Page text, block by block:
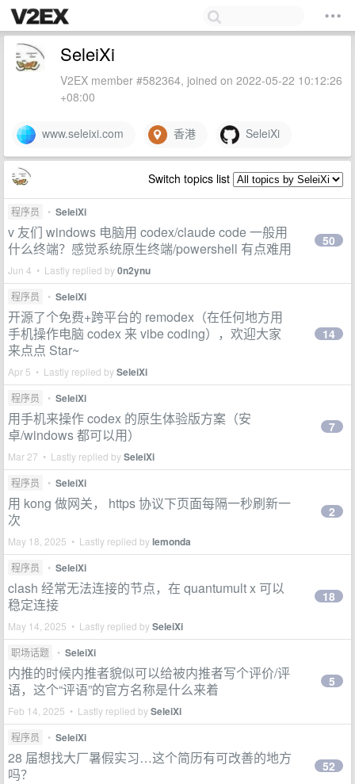
SeleiXi
V2EX member #582364, joined on 2022-05-22 10:12:26
+08:00
www.seleixi.com 香港 SeleiXi
Switch topics list
程序员 • SeleiXi
v 友们 windows 电脑用 codex/claude code 一般用
什么终端？感觉系统原生终端/powershell 有点难用
Jun 4 • Lastly replied by0n2ynu
50
程序员 • SeleiXi
开源了个免费+跨平台的 remodex（在任何地方用
手机操作电脑 codex 来 vibe coding），欢迎大家
来点点 Star~
Apr 5 • Lastly replied bySeleiXi
14
程序员 • SeleiXi
用手机来操作 codex 的原生体验版方案（安
卓/windows 都可以用）
Mar 27 • Lastly replied bySeleiXi
7
程序员 • SeleiXi
用 kong 做网关， https 协议下页面每隔一秒刷新一
次
May 18, 2025 • Lastly replied bylemonda
2
程序员 • SeleiXi
clash 经常无法连接的节点，在 quantumult x 可以
稳定连接
May 14, 2025 • Lastly replied bySeleiXi
18
职场话题 • SeleiXi
内推的时候内推者貌似可以给被内推者写个评价/评
语，这个“评语”的官方名称是什么来着
Feb 14, 2025 • Lastly replied bySeleiXi
5
程序员 • SeleiXi
28 届想找大厂暑假实习…这个简历有可改善的地方
吗？
52